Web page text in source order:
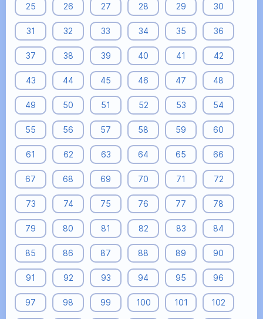
25 26 27 28 29 30
31 32 33 34 35 36
37 38 39 40 41 42
43 44 45 46 47 48
49 50 51 52 53 54
55 56 57 58 59 60
61 62 63 64 65 66
67 68 69 70 71 72
73 74 75 76 77 78
79 80 81 82 83 84
85 86 87 88 89 90
91 92 93 94 95 96
97 98 99 100 101 102